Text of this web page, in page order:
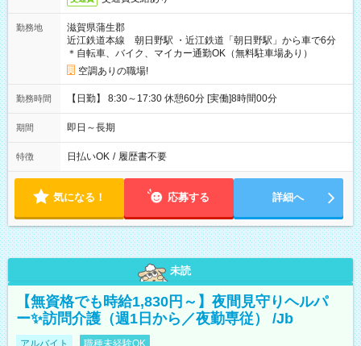
勤務地
滋賀県蒲生郡
近江鉄道本線 朝日野駅 ・近江鉄道「朝日野駅」から車で6分
＊自転車、バイク、マイカー通勤OK（無料駐車場あり）
空調ありの職場!
勤務時間 【日勤】 8:30～17:30 休憩60分 [実働]8時間00分
期間 即日～長期
特徴 日払いOK / 履歴書不要
気になる！ 応募する 詳細へ
未読
【無資格でも時給1,830円～】夜間見守りヘルパ
ー✨訪問介護（週1日から／夜勤専従） /Jb
アルバイト 職種未経験OK